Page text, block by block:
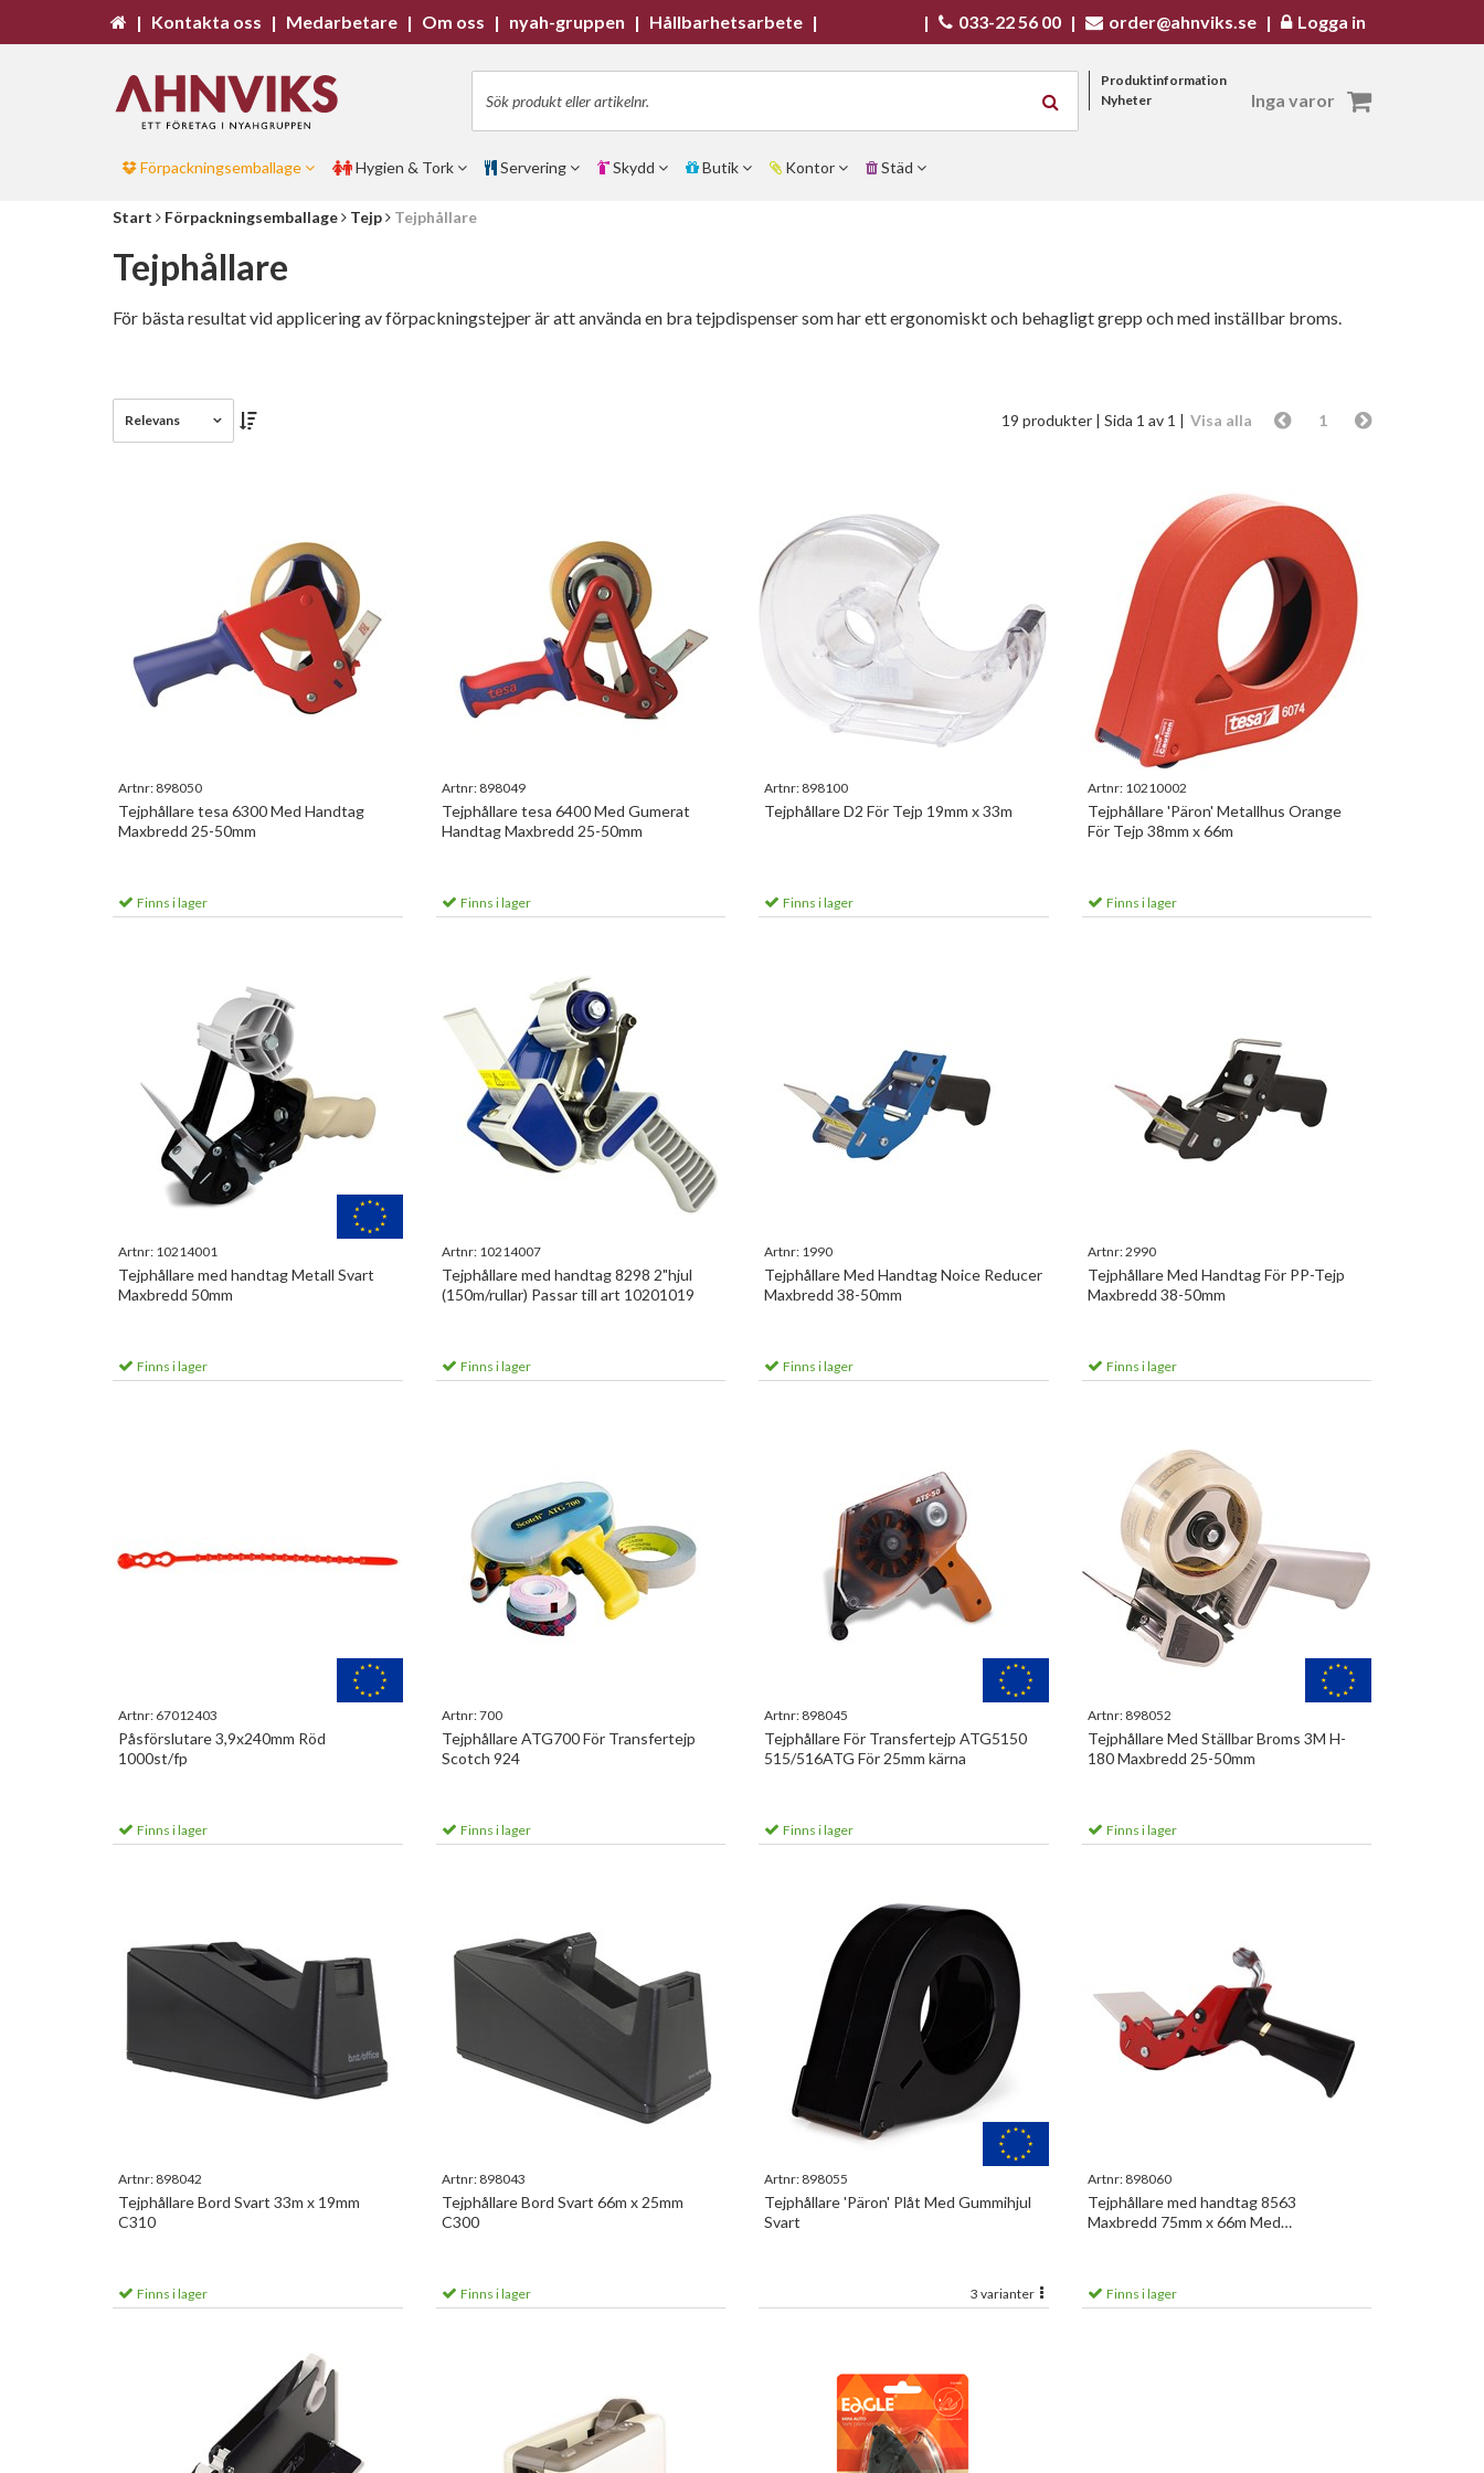
Start Förpackningsemballage Tejp Tejphållare
Tejphållare
För bästa resultat vid applicering av förpackningstejper är att använda en bra tejpdispenser som har ett ergonomiskt och behagligt grepp och med inställbar broms.
Relevans 1
Visa alla
19 produkter | Sida 1 av 1 |
Artnr: 898050
Tejphållare tesa 6300 Med Handtag
Maxbredd 25-50mm
Finns i lager
Artnr: 898049
Tejphållare tesa 6400 Med Gumerat
Handtag Maxbredd 25-50mm
Finns i lager
Artnr: 898100
Tejphållare D2 För Tejp 19mm x 33m
Finns i lager
Artnr: 10210002
Tejphållare 'Päron' Metallhus Orange
För Tejp 38mm x 66m
Finns i lager
Artnr: 10214001
Tejphållare med handtag Metall Svart
Maxbredd 50mm
Finns i lager
Artnr: 10214007
Tejphållare med handtag 8298 2"hjul
(150m/rullar) Passar till art 10201019
Finns i lager
Artnr: 1990
Tejphållare Med Handtag Noice Reducer
Maxbredd 38-50mm
Finns i lager
Artnr:2990
Tejphållare Med Handtag För PP-Tejp
Maxbredd 38-50mm
Finns i lager
Artnr: 67012403
Påsförslutare 3,9x240mm Röd
1000st/fp
Finns i lager
Artnr:700
Tejphållare ATG700 För Transfertejp
Scotch 924
Finns i lager
Artnr: 898045
Tejphållare För Transfertejp ATG5150
515/516ATG För 25mm kärna
Finns i lager
Artnr: 898052
Tejphållare Med Ställbar Broms 3M H-
180 Maxbredd 25-50mm
Finns i lager
Artnr: 898042
Tejphållare Bord Svart 33m x 19mm
C310
Finns i lager
Artnr: 898043
Tejphållare Bord Svart 66m x 25mm
C300
Finns i lager
Artnr: 898055
Tejphållare 'Päron' Plåt Med Gummihjul
Svart
3 varianter
Artnr: 898060
Tejphållare med handtag 8563
Maxbredd 75mm x 66m Med
Finns i lager
| Kontakta oss | Medarbetare | Om oss | nyah-gruppen | Hållbarhetsarbete | | 033-22 56 00 | order@ahnviks.se | Logga in
Produktinformation
Nyheter
Inga varor
Förpackningsemballage Hygien & Tork Servering Skydd Butik Kontor Städ